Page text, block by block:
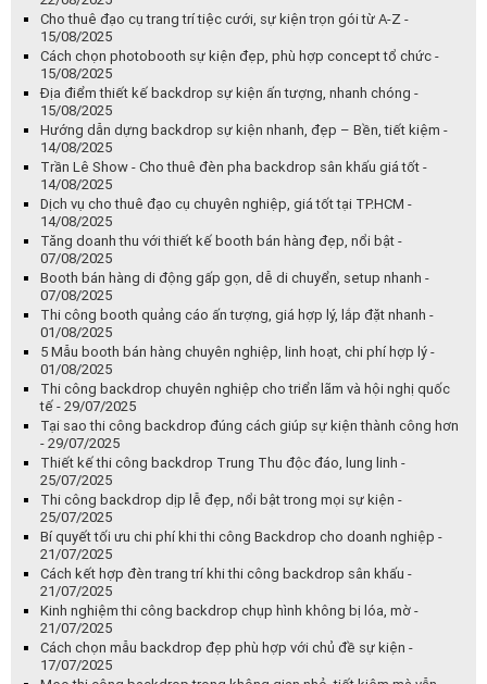
Cho thuê đạo cụ trang trí tiệc cưới, sự kiện trọn gói từ A-Z -
15/08/2025
Cách chọn photobooth sự kiện đẹp, phù hợp concept tổ chức -
15/08/2025
Địa điểm thiết kế backdrop sự kiện ấn tượng, nhanh chóng -
15/08/2025
Hướng dẫn dựng backdrop sự kiện nhanh, đẹp – Bền, tiết kiệm -
14/08/2025
Trần Lê Show - Cho thuê đèn pha backdrop sân khấu giá tốt -
14/08/2025
Dịch vụ cho thuê đạo cụ chuyên nghiệp, giá tốt tại TP.HCM -
14/08/2025
Tăng doanh thu với thiết kế booth bán hàng đẹp, nổi bật -
07/08/2025
Booth bán hàng di động gấp gọn, dễ di chuyển, setup nhanh -
07/08/2025
Thi công booth quảng cáo ấn tượng, giá hợp lý, lắp đặt nhanh -
01/08/2025
5 Mẫu booth bán hàng chuyên nghiệp, linh hoạt, chi phí hợp lý -
01/08/2025
Thi công backdrop chuyên nghiệp cho triển lãm và hội nghị quốc
tế - 29/07/2025
Tại sao thi công backdrop đúng cách giúp sự kiện thành công hơn
- 29/07/2025
Thiết kế thi công backdrop Trung Thu độc đáo, lung linh -
25/07/2025
Thi công backdrop dịp lễ đẹp, nổi bật trong mọi sự kiện -
25/07/2025
Bí quyết tối ưu chi phí khi thi công Backdrop cho doanh nghiệp -
21/07/2025
Cách kết hợp đèn trang trí khi thi công backdrop sân khấu -
21/07/2025
Kinh nghiệm thi công backdrop chụp hình không bị lóa, mờ -
21/07/2025
Cách chọn mẫu backdrop đẹp phù hợp với chủ đề sự kiện -
17/07/2025